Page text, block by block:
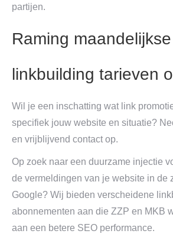
partijen.
Raming maandelijkse
linkbuilding tarieven
Wil je een inschatting wat link
specifiek jouw website en situatie?
en vrijblijvend contact op.
Op zoek naar een duurzame injectie
de vermeldingen van je website in de
Google? Wij bieden verscheidene
abonnementen aan die ZZP en MKB
aan een betere SEO performance.